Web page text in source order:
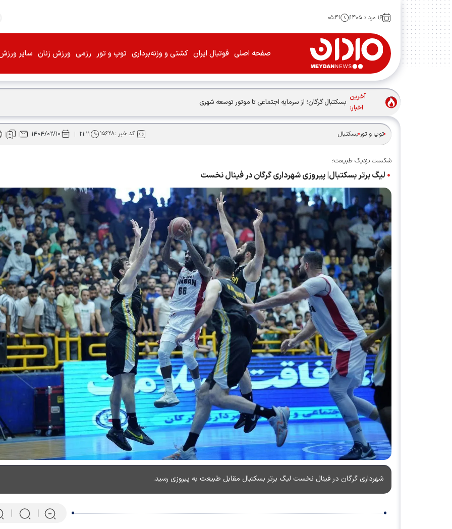
۱۶ مرداد ۱۴۰۵ ۰۵:۴۱
صفحه اصلی فوتبال ایران کشتی و وزنه‌برداری توپ و تور رزمی ورزش زنان سایر
آخرین
اخبار:
بسکتبال گرگان؛ از سرمایه اجتماعی تا موتور توسعه شهری
توپ و تور بسکتبال کد خبر :۱۵۶۲۸ ۲۱:۱۱ ۱۴۰۴/۰۲/۱۰
شکست نزدیک طبیعت؛
لیگ برتر بسکتبال| پیروزی شهرداری گرگان در فینال نخست
شهرداری گرگان در فینال نخست لیگ برتر بسکتبال مقابل طبیعت به پیروزی رسید.